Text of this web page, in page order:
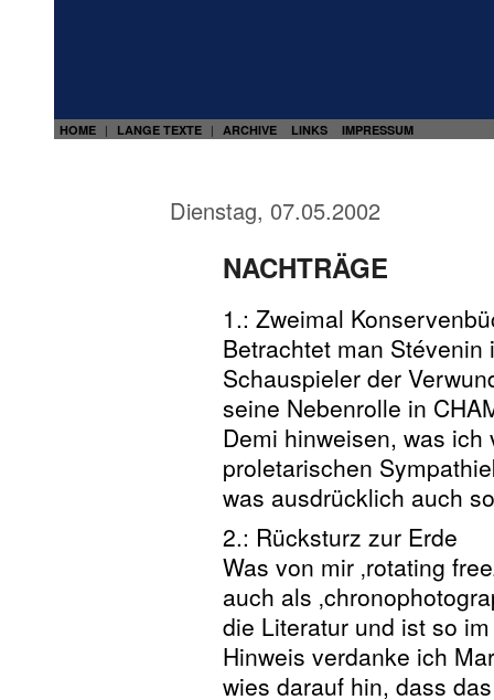
HOME | LANGE TEXTE | ARCHIVE LINKS IMPRESSUM
Dienstag, 07.05.2002
NACHTRÄGE
1.: Zweimal
Betrachtet man Stévenin
Schauspieler der
seine Nebenrolle in
Demi hinweisen, was
proletarischen
was ausdrücklich auch
2.: Rücksturz zur Erde
Was von mir ‚rotating
auch als
die Literatur und ist so
Hinweis verdanke ich
wies darauf hin, dass